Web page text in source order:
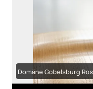
Domäne Gobelsburg